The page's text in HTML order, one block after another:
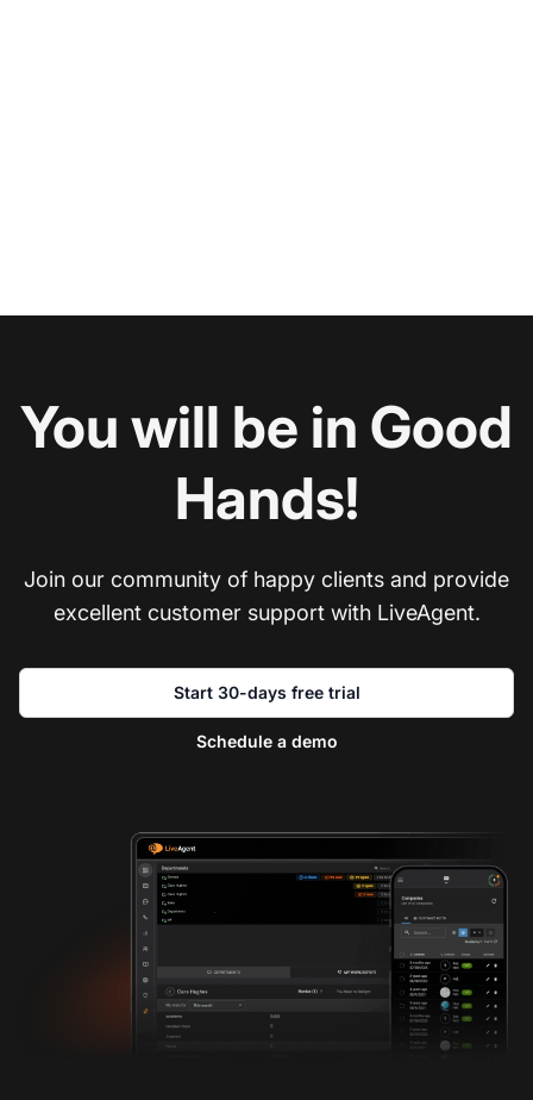
You will be in Good
Hands!
Join our community of happy clients and provide
excellent customer support with LiveAgent.
Start 30-days free trial
Schedule a demo